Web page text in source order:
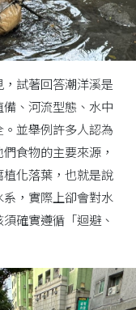
試著回答潮洋溪是
、河流型態、水中
並舉例許多人認為
食物的主要來源，
化落葉，也就是說
，實際上卻會對水
確實遵循「迴避、